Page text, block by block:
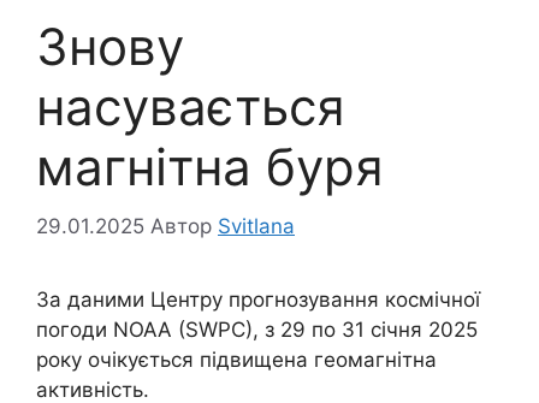
Знову
насувається
магнітна буря
29.01.2025 Автор Svitlana
За даними Центру прогнозування космічної
погоди NOAA (SWPC), з 29 по 31 січня 2025
року очікується підвищена геомагнітна
активність.